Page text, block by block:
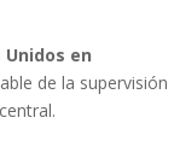
en
de la supervisión